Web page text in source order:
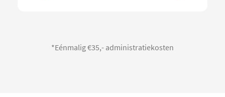
*Eénmalig €35,- administratiekosten